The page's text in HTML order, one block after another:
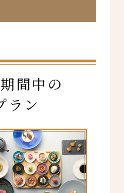
間中の
ラン